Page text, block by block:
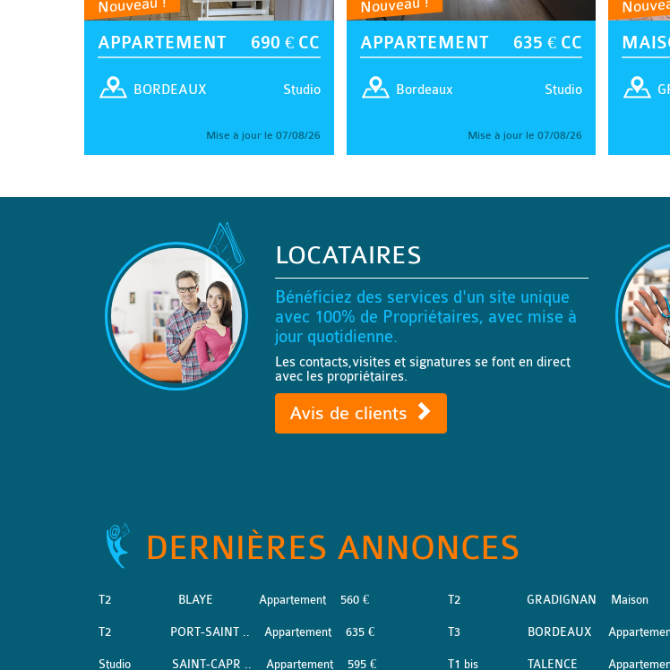
Nouveau !
APPARTEMENT 690 € CC
Studio
BORDEAUX
Mise à jour le 07/08/26
Nouveau !
APPARTEMENT 635 € CC
Studio
Bordeaux
Mise à jour le 07/08/26
LOCATAIRES
Bénéficiez des services d'un site unique
avec 100% de Propriétaires, avec mise à
jour quotidienne.
Les contacts,visites et signatures se font en direct
avec les propriétaires.
Avis de clients
DERNIÈRES ANNONCES
T2 BLAYE Appartement 560 €
T2 PORT-SAINT .. Appartement 635 €
Studio SAINT-CAPR .. Appartement 595 €
T2 GRADIGNAN Maison
T3 BORDEAUX
T1 bis TALENCE